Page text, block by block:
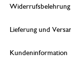
Widerrufsbelehrung
Lieferung und
Kundeninformation